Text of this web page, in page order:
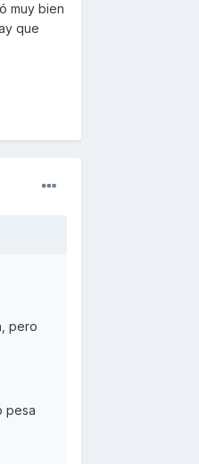
muy bien
que
pero
pesa